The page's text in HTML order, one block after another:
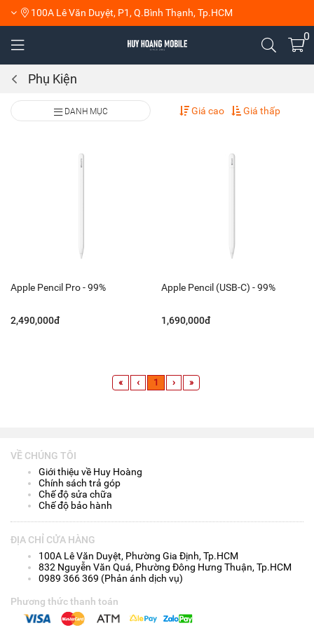
100A Lê Văn Duyệt, P1, Q.Bình Thạnh, Tp.HCM
0
Phụ Kiện
DANH MỤC Giá cao Giá thấp
Apple Pencil Pro - 99%
2,490,000đ
Apple Pencil (USB-C) - 99%
1,690,000đ
« ‹ 1 › »
VỀ CHÚNG TÔI
Giới thiệu về Huy Hoàng
Chính sách trả góp
Chế độ sửa chữa
Chế độ bảo hành
ĐỊA CHỈ CỬA HÀNG
100A Lê Văn Duyệt, Phường Gia Định, Tp.HCM
832 Nguyễn Văn Quá, Phường Đông Hưng Thuận, Tp.HCM
0989 366 369 (Phản ánh dịch vụ)
Phương thức thanh toán